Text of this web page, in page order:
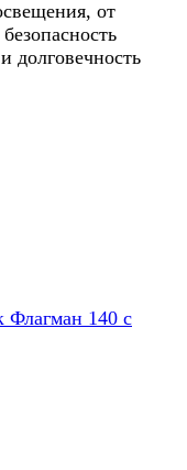
от
долговечность
Флагман 140 с